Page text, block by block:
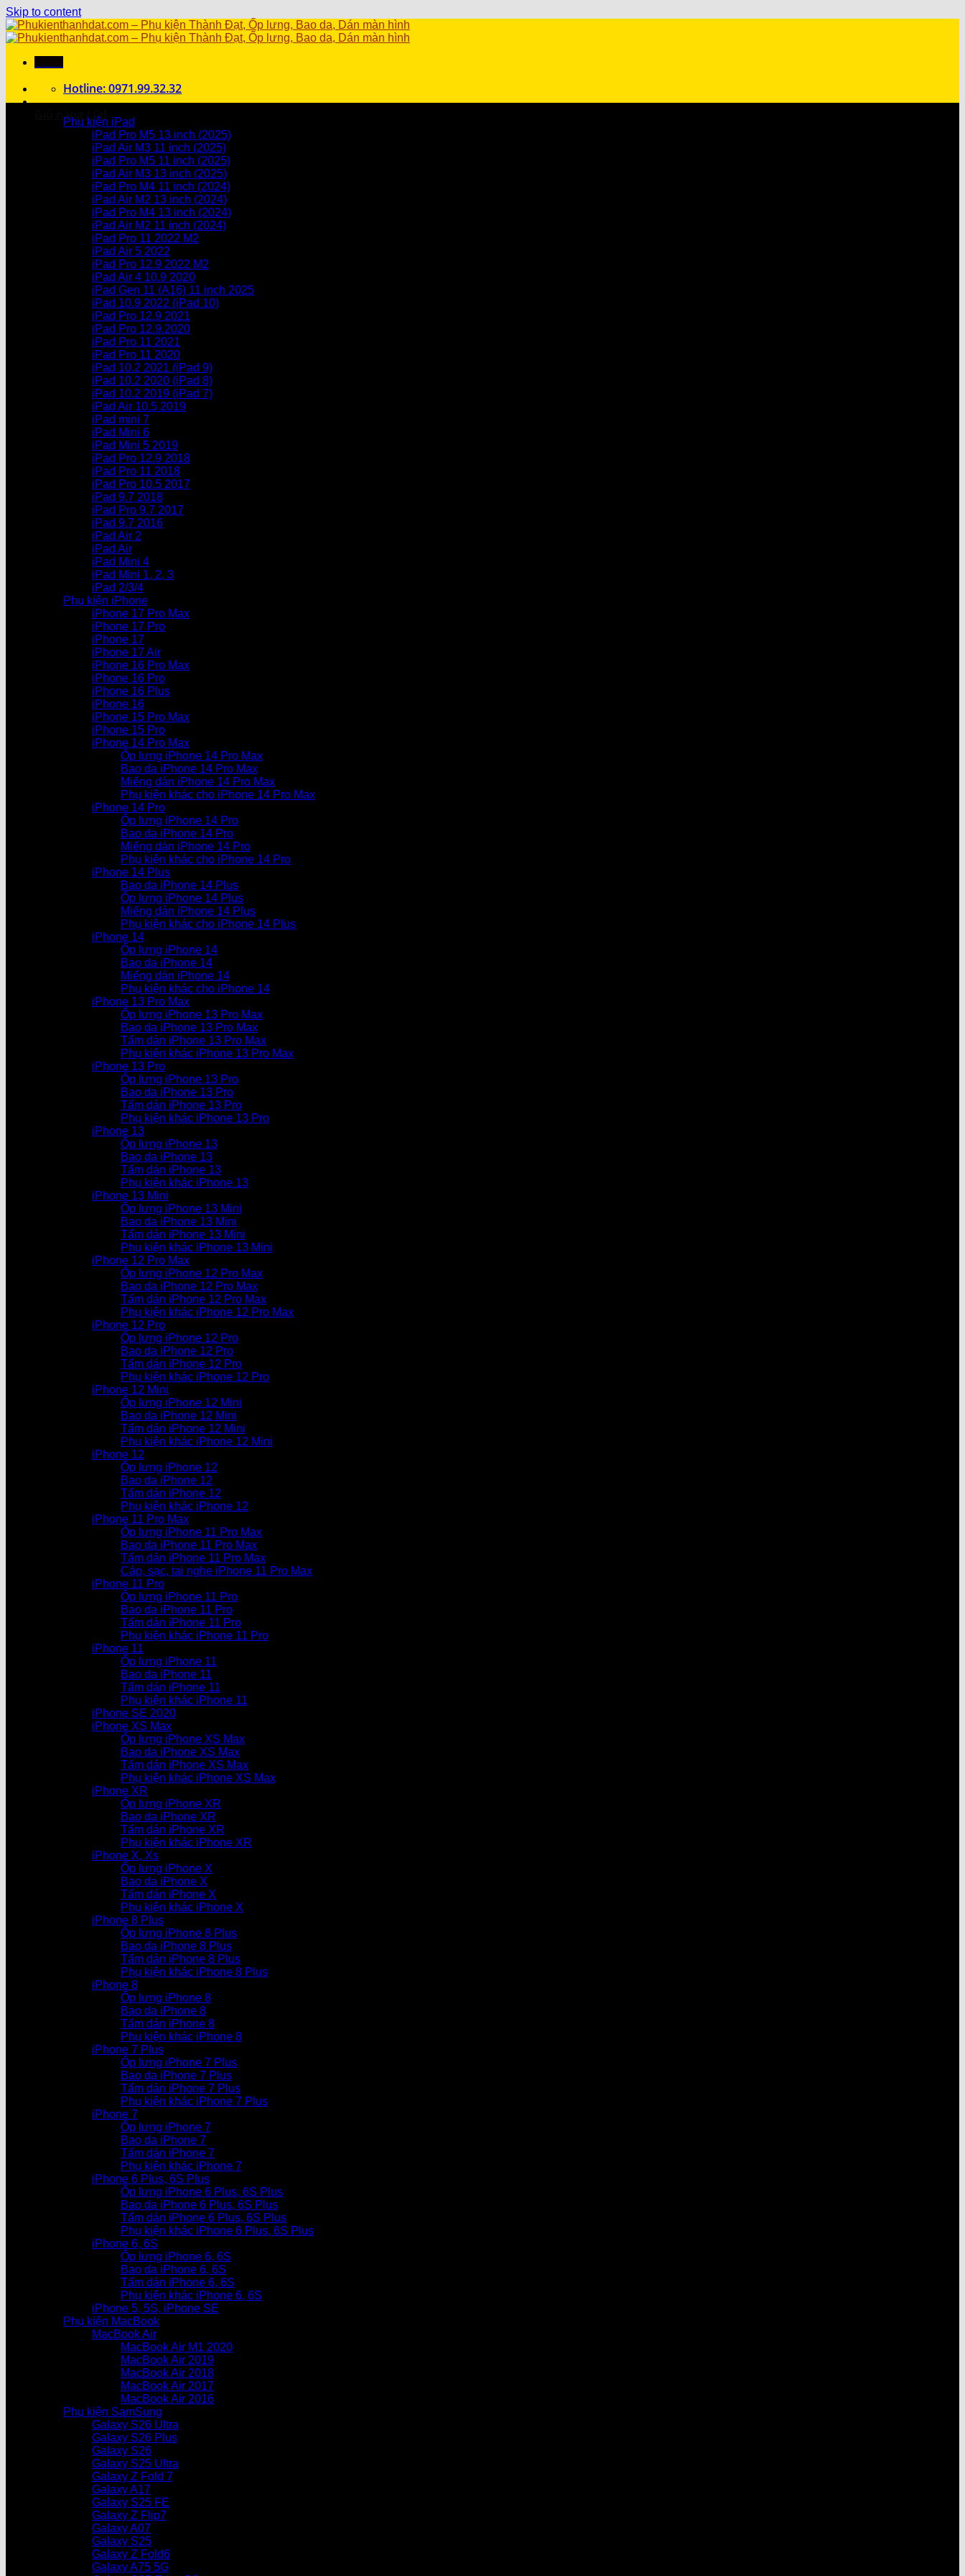
Skip to content
Hotline: 0971.99.32.32
Giỏ hàng / 0₫
Chưa có sản phẩm trong giỏ hàng.
Chưa có sản phẩm trong giỏ hàng.
Phụ kiện iPad
iPad Pro M5 13 inch (2025)
iPad Air M3 11 inch (2025)
iPad Pro M5 11 inch (2025)
iPad Air M3 13 inch (2025)
iPad Pro M4 11 inch (2024)
iPad Air M2 13 inch (2024)
iPad Pro M4 13 inch (2024)
iPad Air M2 11 inch (2024)
iPad Pro 11 2022 M2
iPad Air 5 2022
iPad Pro 12.9 2022 M2
iPad Air 4 10.9 2020
iPad Gen 11 (A16) 11 inch 2025
iPad 10.9 2022 (iPad 10)
iPad Pro 12.9 2021
iPad Pro 12.9.2020
iPad Pro 11 2021
iPad Pro 11 2020
iPad 10.2 2021 (iPad 9)
iPad 10.2 2020 (iPad 8)
iPad 10.2 2019 (iPad 7)
iPad Air 10.5 2019
iPad mini 7
iPad Mini 6
iPad Mini 5 2019
iPad Pro 12.9 2018
iPad Pro 11 2018
iPad Pro 10.5 2017
iPad 9.7 2018
iPad Pro 9.7 2017
iPad 9.7 2016
iPad Air 2
iPad Air
iPad Mini 4
iPad Mini 1, 2, 3
iPad 2/3/4
Phụ kiện iPhone
iPhone 17 Pro Max
iPhone 17 Pro
iPhone 17
iPhone 17 Air
iPhone 16 Pro Max
iPhone 16 Pro
iPhone 16 Plus
iPhone 16
iPhone 15 Pro Max
iPhone 15 Pro
iPhone 14 Pro Max
Ốp lưng iPhone 14 Pro Max
Bao da iPhone 14 Pro Max
Miếng dán iPhone 14 Pro Max
Phụ kiện khác cho iPhone 14 Pro Max
iPhone 14 Pro
Ốp lưng iPhone 14 Pro
Bao da iPhone 14 Pro
Miếng dán iPhone 14 Pro
Phụ kiện khác cho iPhone 14 Pro
iPhone 14 Plus
Bao da iPhone 14 Plus
Ốp lưng iPhone 14 Plus
Miếng dán iPhone 14 Plus
Phụ kiện khác cho iPhone 14 Plus
iPhone 14
Ốp lưng iPhone 14
Bao da iPhone 14
Miếng dán iPhone 14
Phụ kiện khác cho iPhone 14
iPhone 13 Pro Max
Ốp lưng iPhone 13 Pro Max
Bao da iPhone 13 Pro Max
Tấm dán iPhone 13 Pro Max
Phụ kiện khác iPhone 13 Pro Max
iPhone 13 Pro
Ốp lưng iPhone 13 Pro
Bao da iPhone 13 Pro
Tấm dán iPhone 13 Pro
Phụ kiện khác iPhone 13 Pro
iPhone 13
Ốp lưng iPhone 13
Bao da iPhone 13
Tấm dán iPhone 13
Phụ kiện khác iPhone 13
iPhone 13 Mini
Ốp lưng iPhone 13 Mini
Bao da iPhone 13 Mini
Tấm dán iPhone 13 Mini
Phụ kiện khác iPhone 13 Mini
iPhone 12 Pro Max
Ốp lưng iPhone 12 Pro Max
Bao da iPhone 12 Pro Max
Tấm dán iPhone 12 Pro Max
Phụ kiện khác iPhone 12 Pro Max
iPhone 12 Pro
Ốp lưng iPhone 12 Pro
Bao da iPhone 12 Pro
Tấm dán iPhone 12 Pro
Phụ kiện khác iPhone 12 Pro
iPhone 12 Mini
Ốp lưng iPhone 12 Mini
Bao da iPhone 12 Mini
Tấm dán iPhone 12 Mini
Phụ kiện khác iPhone 12 Mini
iPhone 12
Ốp lưng iPhone 12
Bao da iPhone 12
Tấm dán iPhone 12
Phụ kiện khác iPhone 12
iPhone 11 Pro Max
Ốp lưng iPhone 11 Pro Max
Bao da iPhone 11 Pro Max
Tấm dán iPhone 11 Pro Max
Cáp, sạc, tai nghe iPhone 11 Pro Max
iPhone 11 Pro
Ốp lưng iPhone 11 Pro
Bao da iPhone 11 Pro
Tấm dán iPhone 11 Pro
Phụ kiện khác iPhone 11 Pro
iPhone 11
Ốp lưng iPhone 11
Bao da iPhone 11
Tấm dán iPhone 11
Phụ kiện khác iPhone 11
iPhone SE 2020
iPhone XS Max
Ốp lưng iPhone XS Max
Bao da iPhone XS Max
Tấm dán iPhone XS Max
Phụ kiện khác iPhone XS Max
iPhone XR
Ốp lưng iPhone XR
Bao da iPhone XR
Tấm dán iPhone XR
Phụ kiện khác iPhone XR
iPhone X, Xs
Ốp lưng iPhone X
Bao da iPhone X
Tấm dán iPhone X
Phụ kiện khác iPhone X
iPhone 8 Plus
Ốp lưng iPhone 8 Plus
Bao da iPhone 8 Plus
Tấm dán iPhone 8 Plus
Phụ kiện khác iPhone 8 Plus
iPhone 8
Ốp lưng iPhone 8
Bao da iPhone 8
Tấm dán iPhone 8
Phụ kiện khác iPhone 8
iPhone 7 Plus
Ốp lưng iPhone 7 Plus
Bao da iPhone 7 Plus
Tấm dán iPhone 7 Plus
Phụ kiện khác iPhone 7 Plus
iPhone 7
Ốp lưng iPhone 7
Bao da iPhone 7
Tấm dán iPhone 7
Phụ kiện khác iPhone 7
iPhone 6 Plus, 6S Plus
Ốp lưng iPhone 6 Plus, 6S Plus
Bao da iPhone 6 Plus, 6S Plus
Tấm dán iPhone 6 Plus, 6S Plus
Phụ kiện khác iPhone 6 Plus, 6S Plus
iPhone 6, 6S
Ốp lưng iPhone 6, 6S
Bao da iPhone 6, 6S
Tấm dán iPhone 6, 6S
Phụ kiện khác iPhone 6, 6S
iPhone 5, 5S, iPhone SE
Phụ kiện MacBook
MacBook Air
MacBook Air M1 2020
MacBook Air 2019
MacBook Air 2018
MacBook Air 2017
MacBook Air 2016
Phụ kiện SamSung
Galaxy S26 Ultra
Galaxy S26 Plus
Galaxy S26
Galaxy S25 Ultra
Galaxy Z Fold 7
Galaxy A17
Galaxy S25 FE
Galaxy Z Flip7
Galaxy A07
Galaxy S25
Galaxy Z Fold6
Galaxy A75 5G